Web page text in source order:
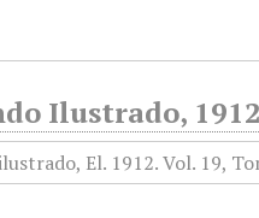
Ilustrado,